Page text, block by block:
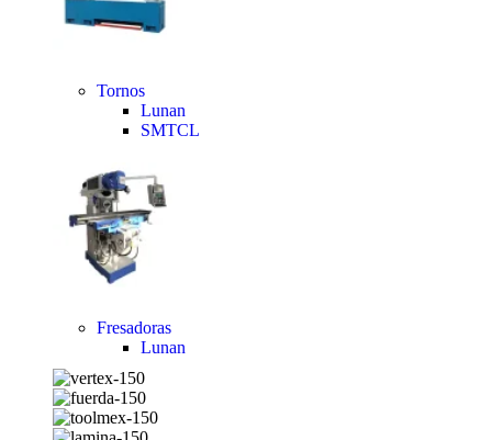
Tornos
Lunan
SMTCL
Fresadoras
Lunan